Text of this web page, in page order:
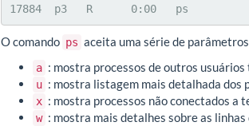
17884  p3   R      0:00   ps
O comando ps aceita uma série de
a : mostra processos de outros usuários
u : mostra listagem mais detalhada dos
x : mostra processos não conectados a
w : mostra mais detalhes sobre as linhas